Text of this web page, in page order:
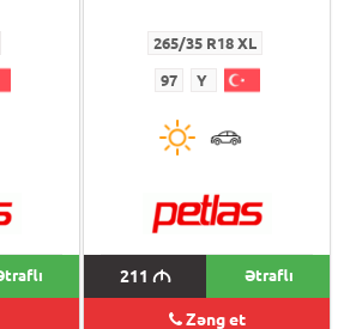
265/35 R18 XL
97 Y
211 M Ətraflı
Zəng et